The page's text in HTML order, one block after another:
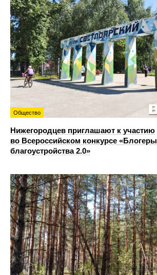
Общество
Нижегородцев приглашают к участию
во Всероссийском конкурсе «Блогеры
благоустройства 2.0»